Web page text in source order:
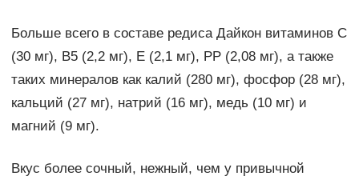
Больше всего в составе редиса Дайкон витаминов C
(30 мг), B5 (2,2 мг), E (2,1 мг), PP (2,08 мг), а также
таких минералов как калий (280 мг), фосфор (28 мг),
кальций (27 мг), натрий (16 мг), медь (10 мг) и
магний (9 мг).
Вкус более сочный, нежный, чем у привычной